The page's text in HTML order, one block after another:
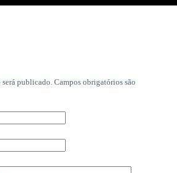
será publicado. Campos obrigatórios são